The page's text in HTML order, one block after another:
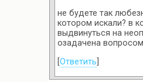
не будете так
котором искали? в
выдвинуться на
озадачена
Ответить